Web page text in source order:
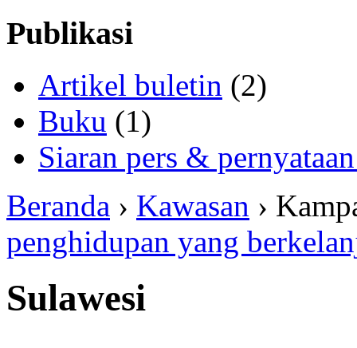
Publikasi
Artikel buletin (2)
Buku (1)
Siaran pers &
Beranda › Kawasan ›
penghidupan yang
Sulawesi